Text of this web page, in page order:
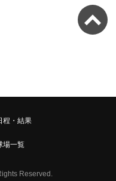
程・結果
場一覧
Reserved.